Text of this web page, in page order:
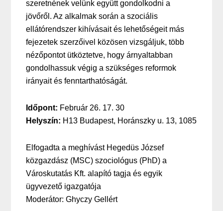
szeretnének velünk együtt gondolkodni a
jövőről. Az alkalmak során a szociális
ellátórendszer kihívásait és lehetőségeit más
fejezetek szerzőivel közösen vizsgáljuk, több
nézőpontot ütköztetve, hogy árnyaltabban
gondolhassuk végig a szükséges reformok
irányait és fenntarthatóságát.
Időpont: Február 26. 17. 30
Helyszín: H13 Budapest, Horánszky u. 13, 1085
Elfogadta a meghívást Hegedüs József
közgazdász (MSC) szociológus (PhD) a
Városkutatás Kft. alapító tagja és egyik
ügyvezető igazgatója
Moderátor: Ghyczy Gellért